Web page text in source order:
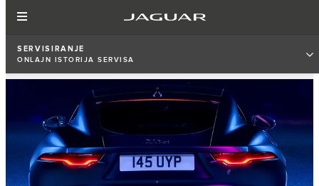
SERVISIRANJE
ONLAJN ISTORIJA SERVISA